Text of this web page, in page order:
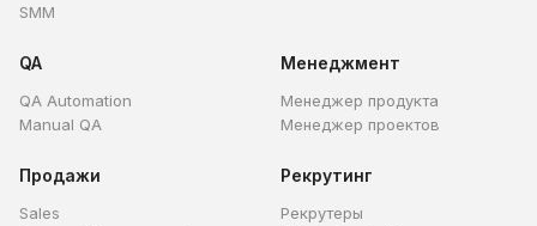
SMM
QA
QA Automation
Manual QA
Менеджмент
Менеджер продукта
Менеджер проектов
Продажи
Sales
Рекрутинг
Рекрутеры